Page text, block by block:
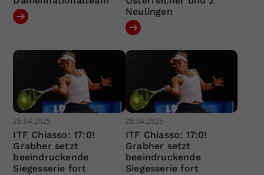
Neulingen
28.04.2025
ITF Chiasso: 17:0!
Grabher setzt
beeindruckende
Siegesserie fort
28.04.2025
ITF Chiasso: 17:0!
Grabher setzt
beeindruckende
Siegesserie fort